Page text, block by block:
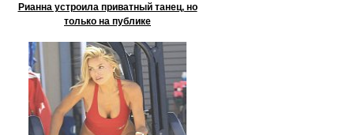
Рианна устроила приватный танец, но
только на публике